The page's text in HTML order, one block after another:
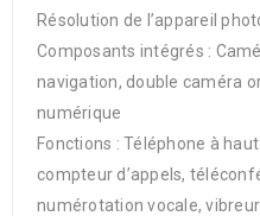
Résolution de l’appareil
Composants intégrés :
navigation, double caméra
numérique
Fonctions : Téléphone à
compteur d’appels,
numérotation vocale, vibreur